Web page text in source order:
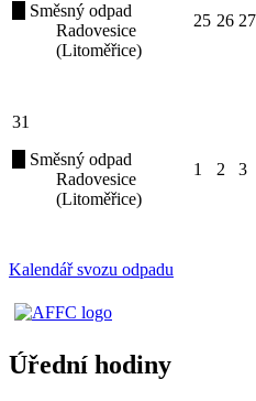
Směsný odpad
Radovesice
(Litoměřice)
25 26 27
31
Směsný odpad
Radovesice
(Litoměřice)
1 2 3
Kalendář svozu odpadu
Úřední hodiny